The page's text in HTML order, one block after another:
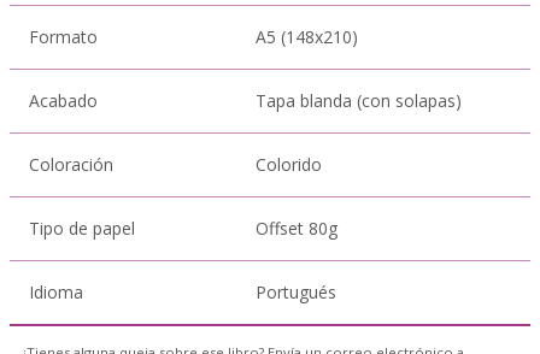
Formato A5 (148x210)
Acabado Tapa blanda (con solapas)
Coloración Colorido
Tipo de papel Offset 80g
Idioma Portugués